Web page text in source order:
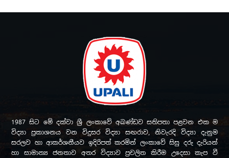
1987 සිට මේ දක්වා ශ්‍රී ලංකාවේ අඛණ්ඩව සතිපතා පළවන එක ම
විද්‍යා ප්‍රකාශනය වන විදුසර විද්‍යා සඟරාව, නිවැරදි විද්‍යා දැනුම
සරලව හා ආකර්ශනීයව ඉදිරිපත් කරමින් ලංකාවේ සිසු දරු දැරියන්
හා සාමාන්‍ය ජනතාව අතර විද්‍යාව ප්‍රචලිත කිරීම උදෙසා කැප වී